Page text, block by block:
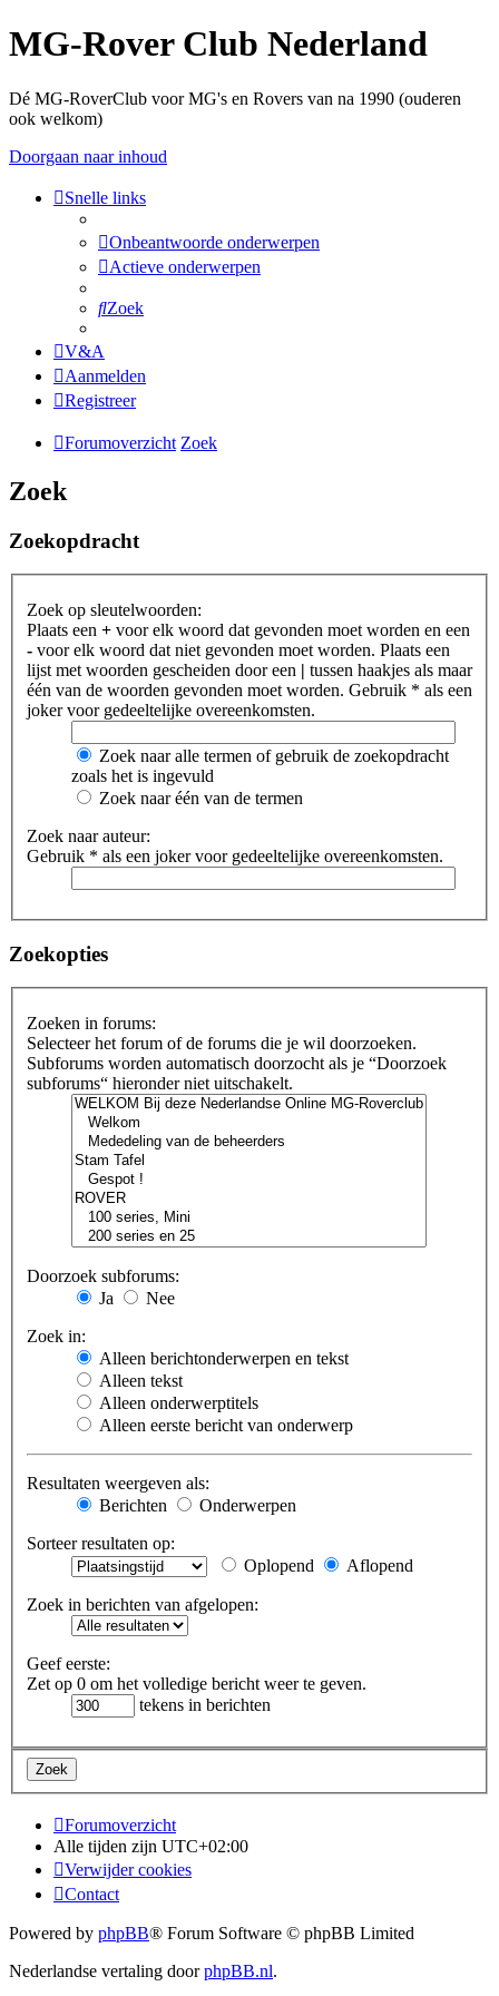
MG-Rover Club Nederland
Dé MG-RoverClub voor MG's en Rovers van na 1990 (ouderen
ook welkom)
Doorgaan naar inhoud
Snelle links
Onbeantwoorde onderwerpen
Actieve onderwerpen
Zoek
V&A
Aanmelden
Registreer
Forumoverzicht Zoek
Zoek
Zoekopdracht
Zoek op sleutelwoorden:
Plaats een + voor elk woord dat gevonden moet worden en een
- voor elk woord dat niet gevonden moet worden. Plaats een
lijst met woorden gescheiden door een | tussen haakjes als maar
één van de woorden gevonden moet worden. Gebruik * als een
joker voor gedeeltelijke overeenkomsten.
Zoek naar alle termen of gebruik de zoekopdracht
zoals het is ingevuld
Zoek naar één van de termen
Zoek naar auteur:
Gebruik * als een joker voor gedeeltelijke overeenkomsten.
Zoekopties
Zoeken in forums:
Selecteer het forum of de forums die je wil doorzoeken.
Subforums worden automatisch doorzocht als je “Doorzoek
subforums“ hieronder niet uitschakelt.
Doorzoek subforums:
Ja
Nee
Zoek in:
Alleen berichtonderwerpen en tekst
Alleen tekst
Alleen onderwerptitels
Alleen eerste bericht van onderwerp
Resultaten weergeven als:
Berichten
Onderwerpen
Sorteer resultaten op:
Oplopend
Aflopend
Zoek in berichten van afgelopen:
Geef eerste:
Zet op 0 om het volledige bericht weer te geven.
tekens in berichten
Forumoverzicht
Alle tijden zijn UTC+02:00
Verwijder cookies
Contact
Powered by phpBB® Forum Software © phpBB Limited
Nederlandse vertaling doorphpBB.nl.